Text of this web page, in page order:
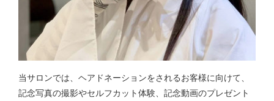
当サロンでは、ヘアドネーションをされるお客様に向けて、
記念写真の撮影やセルフカット体験、記念動画のプレゼント